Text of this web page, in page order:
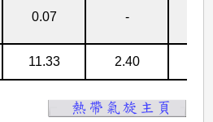
0.07 -
11.33 2.40